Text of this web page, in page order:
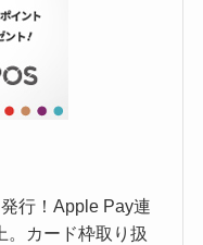
行！Apple Pay連
。カード枠取り扱